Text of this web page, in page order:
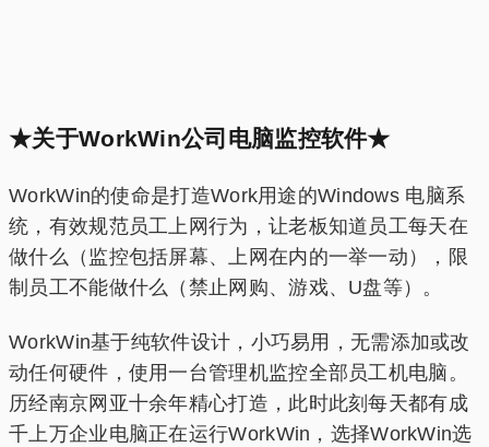
★关于WorkWin公司电脑监控软件★
WorkWin的使命是打造Work用途的Windows 电脑系
统，有效规范员工上网行为，让老板知道员工每天在
做什么（监控包括屏幕、上网在内的一举一动），限
制员工不能做什么（禁止网购、游戏、U盘等）。
WorkWin基于纯软件设计，小巧易用，无需添加或改
动任何硬件，使用一台管理机监控全部员工机电脑。
历经南京网亚十余年精心打造，此时此刻每天都有成
千上万企业电脑正在运行WorkWin，选择WorkWin选